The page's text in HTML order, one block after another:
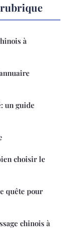
à
un guide
choisir le
quête pour
chinois à